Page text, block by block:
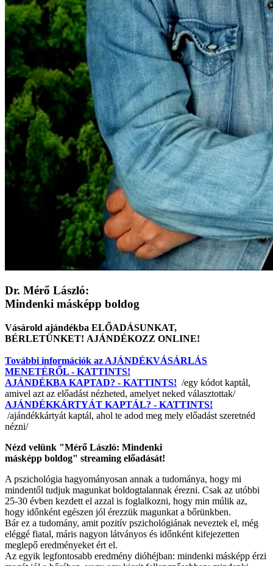
Dr. Mérő László:
Mindenki másképp boldog
Vásárold ajándékba ELŐADÁSUNKAT,
BÉRLETÜNKET! AJÁNDÉKOZZ ONLINE!
További információk az AJÁNDÉKVÁSÁRLÁS
MENETÉRŐL - KATTINTS!
AJÁNDÉKBA KAPTAD? - KATTINTS! /egy kódot kaptál,
amivel azt az előadást nézheted, amelyet neked választottak/
AJÁNDÉKKÁRTYÁT KAPTÁL? - KATTINTS!
/ajándékkártyát kaptál, ahol te adod meg mely előadást szeretnéd
nézni/
Nézd velünk "Mérő László: Mindenki
másképp boldog" streaming előadását!
A pszichológia hagyományosan annak a tudománya, hogy mi
mindentől tudjuk magunkat boldogtalannak érezni. Csak az utóbbi
25-30 évben kezdett el azzal is foglalkozni, hogy min múlik az,
hogy időnként egészen jól érezzük magunkat a bőrünkben.
Bár ez a tudomány, amit pozitív pszichológiának neveztek el, még
eléggé fiatal, máris nagyon látványos és időnként kifejezetten
meglepő eredményeket ért el.
Az egyik legfontosabb eredmény dióhéjban: mindenki másképp érzi